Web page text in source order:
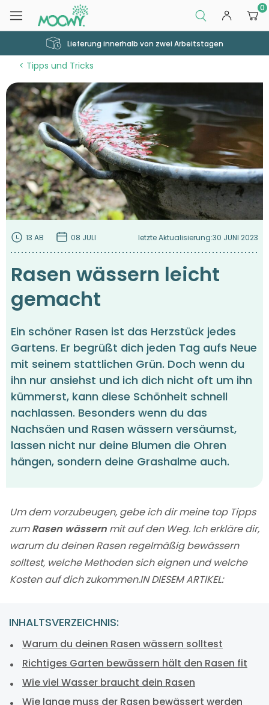
0
Lieferung innerhalb von zwei Arbeitstagen
Tipps und Tricks
13 AB 08 JULI letzte Aktualisierung:30 JUNI 2023
Rasen wässern leicht
gemacht
Ein schöner Rasen ist das Herzstück jedes
Gartens. Er begrüßt dich jeden Tag aufs Neue
mit seinem stattlichen Grün. Doch wenn du
ihn nur ansiehst und ich dich nicht oft um ihn
kümmerst, kann diese Schönheit schnell
nachlassen. Besonders wenn du das
Nachsäen und Rasen wässern versäumst,
lassen nicht nur deine Blumen die Ohren
hängen, sondern deine Grashalme auch.
Um dem vorzubeugen, gebe ich dir meine top Tipps
zumRasen wässern mit auf den Weg. Ich erkläre dir,
warum du deinen Rasen regelmäßig bewässern
solltest, welche Methoden sich eignen und welche
Kosten auf dich zukommen.IN DIESEM ARTIKEL:
INHALTSVERZEICHNIS:
Warum du deinen Rasen wässern solltest
Richtiges Garten bewässern hält den Rasen fit
Wie viel Wasser braucht dein Rasen
Wie lange muss der Rasen bewässert werden